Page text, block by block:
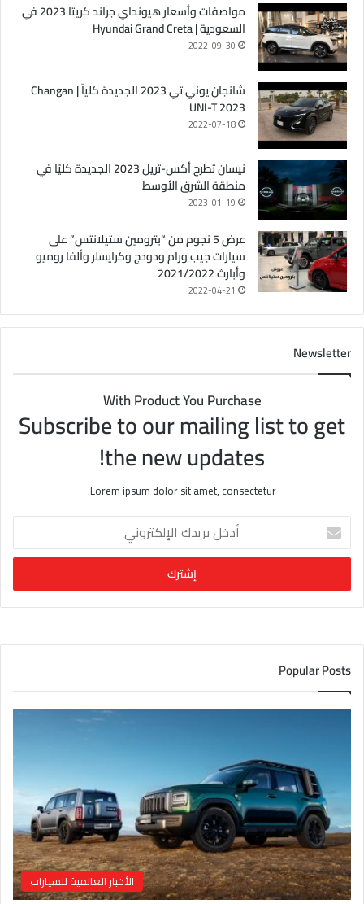
مواصفات وأسعار هيونداي جراند كريتا 2023 في
السعودية | Hyundai Grand Creta
2022-09-30
شانجان يوني تي 2023 الجديدة كلياً | Changan
UNI-T 2023
2022-07-18
نيسان تطرح أكس-تريل 2023 الجديدة كليًا في
منطقة الشرق الأوسط
2023-01-19
عرض 5 نجوم من “بترومين ستيلانتس” على
سيارات جيب ورام ودودج وكرايسلر وألفا روميو
وأبارث 2021/2022
2022-04-21
Newsletter
With Product You Purchase
Subscribe to our mailing list to get
the new updates!
Lorem ipsum dolor sit amet, consectetur.
خ
ب
ر
د
ا
ل
إ
ي
Popular Posts
الأخبار العالمية للسيارات